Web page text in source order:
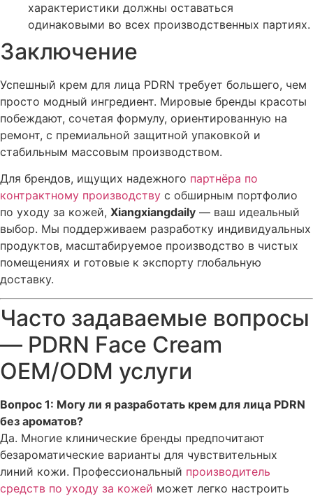
характеристики должны оставаться
одинаковыми во всех производственных партиях.
Заключение
Успешный крем для лица PDRN требует большего, чем
просто модный ингредиент. Мировые бренды красоты
побеждают, сочетая формулу, ориентированную на
ремонт, с премиальной защитной упаковкой и
стабильным массовым производством.
Для брендов, ищущих надежного партнёра по
контрактному производству с обширным портфолио
по уходу за кожей, Xiangxiangdaily — ваш идеальный
выбор. Мы поддерживаем разработку индивидуальных
продуктов, масштабируемое производство в чистых
помещениях и готовые к экспорту глобальную
доставку.
Часто задаваемые вопросы
— PDRN Face Cream
OEM/ODM услуги
Вопрос 1: Могу ли я разработать крем для лица PDRN
без ароматов?
Да. Многие клинические бренды предпочитают
безароматические варианты для чувствительных
линий кожи. Профессиональный производитель
средств по уходу за кожей может легко настроить